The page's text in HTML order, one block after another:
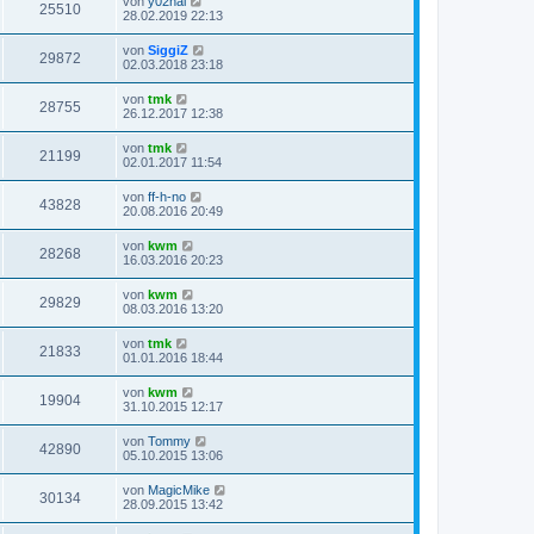
25510
28.02.2019 22:13
29872 von SiggiZ
02.03.2018 23:18
28755 von tmk
26.12.2017 12:38
21199 von tmk
02.01.2017 11:54
43828 von ff-h-no
20.08.2016 20:49
28268 von kwm
16.03.2016 20:23
29829 von kwm
08.03.2016 13:20
21833 von tmk
01.01.2016 18:44
19904 von kwm
31.10.2015 12:17
42890 von Tommy
05.10.2015 13:06
30134 von MagicMike
28.09.2015 13:42